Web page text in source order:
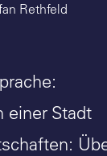
Rethfeld
einer Stadt